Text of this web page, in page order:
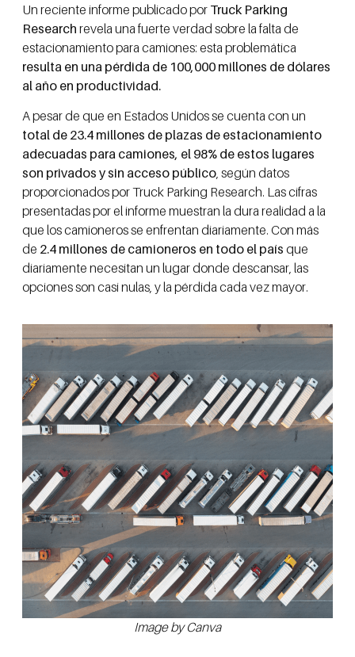
Un reciente informe publicado por Truck Parking
Research revela una fuerte verdad sobre la falta de
estacionamiento para camiones: esta problemática
resulta en una pérdida de 100,000 millones de dólares
al año en productividad.
A pesar de que en Estados Unidos se cuenta con un
total de 23.4 millones de plazas de estacionamiento
adecuadas para camiones, el 98% de estos lugares
son privados y sin acceso público, según datos
proporcionados por Truck Parking Research. Las cifras
presentadas por el informe muestran la dura realidad a la
que los camioneros se enfrentan diariamente. Con más
de 2.4 millones de camioneros en todo el país que
diariamente necesitan un lugar donde descansar, las
opciones son casi nulas, y la pérdida cada vez mayor.
Image by Canva